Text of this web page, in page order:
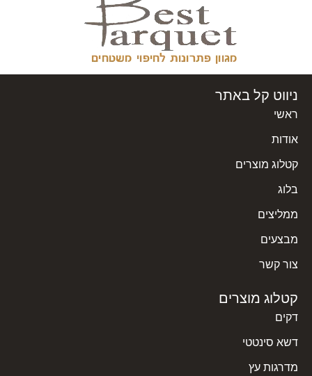
ניווט קל באתר
ראשי
אודות
קטלוג מוצרים
בלוג
ממליצים
מבצעים
צור קשר
קטלוג מוצרים
דקים
דשא סינטטי
מדרגות עץ